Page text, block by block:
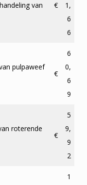
van
€
1,
6
6
pulpaweef
€
6
0,
6
9
roterende
€
5
9,
9
2
1